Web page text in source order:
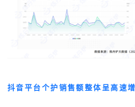
抖音平台个护销售额整体呈高速